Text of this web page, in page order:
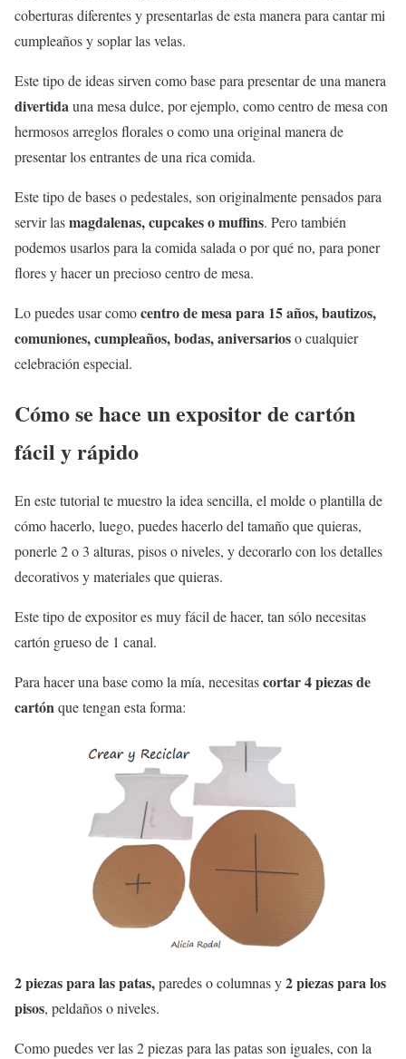
coberturas diferentes y presentarlas de esta manera para cantar mi
cumpleaños y soplar las velas.
Este tipo de ideas sirven como base para presentar de una manera
divertidauna mesa dulce, por ejemplo, como centro de mesa con
hermosos arreglos florales o como una original manera de
presentar los entrantes de una rica comida.
Este tipo de bases o pedestales, son originalmente pensados para
servir lasmagdalenas, cupcakes o muffins. Pero también
podemos usarlos para la comida salada o por qué no, para poner
flores y hacer un precioso centro de mesa.
Lo puedes usar comocentro de mesa para 15 años, bautizos,
comuniones, cumpleaños, bodas, aniversarioso cualquier
celebración especial.
Cómo se hace un expositor de cartón
fácil y rápido
En este tutorial te muestro la idea sencilla, el molde o plantilla de
cómo hacerlo, luego, puedes hacerlo del tamaño que quieras,
ponerle 2 o 3 alturas, pisos o niveles, y decorarlo con los detalles
decorativos y materiales que quieras.
Este tipo de expositor es muy fácil de hacer, tan sólo necesitas
cartón grueso de 1 canal.
Para hacer una base como la mía, necesitascortar 4 piezas de
cartónque tengan esta forma:
2 piezas para las patas,paredes o columnas y2 piezas para los
pisos, peldaños o niveles.
Como puedes ver las 2 piezas para las patas son iguales, con la